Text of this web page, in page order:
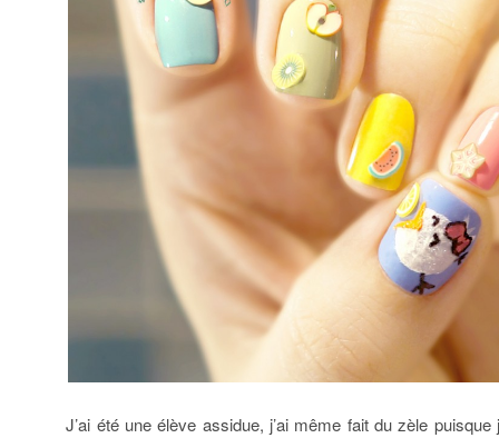
J’ai été une élève assidue, j’ai même fait du zèle puisque